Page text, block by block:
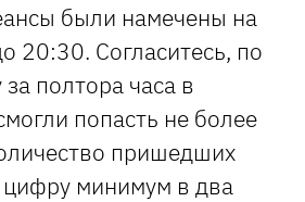
были намечены на
20:30. Согласитесь, по
полтора часа в
попасть не более
пришедших
минимум в два